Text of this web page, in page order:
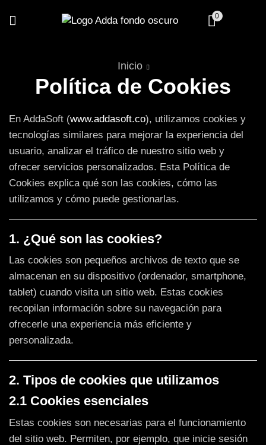
0
Inicio
Política de Cookies
En AddaSoft (www.addasoft.co), utilizamos cookies y
tecnologías similares para mejorar la experiencia del
usuario, analizar el tráfico de nuestro sitio web y
ofrecer servicios personalizados. Esta Política de
Cookies explica qué son las cookies, cómo las
utilizamos y cómo puede gestionarlas.
1. ¿Qué son las cookies?
Las cookies son pequeños archivos de texto que se
almacenan en su dispositivo (ordenador, smartphone,
tablet) cuando visita un sitio web. Estas cookies
recopilan información sobre su navegación para
ofrecerle una experiencia más eficiente y
personalizada.
2. Tipos de cookies que utilizamos
2.1 Cookies esenciales
Estas cookies son necesarias para el funcionamiento
del sitio web. Permiten, por ejemplo, que inicie sesión